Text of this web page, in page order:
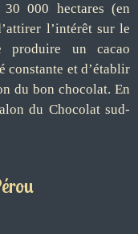
30 000 hectares (en
l’intérêt sur le
produire un cacao
constante et d’établir
du bon chocolat. En
du Chocolat sud-